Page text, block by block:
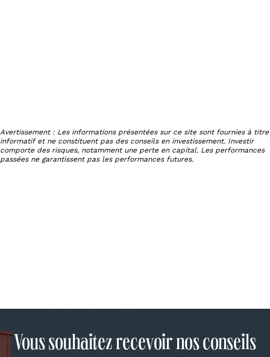
Avertissement : Les informations présentées sur ce site sont fournies à titre
informatif et ne constituent pas des conseils en investissement. Investir
comporte des risques, notamment une perte en capital. Les performances
passées ne garantissent pas les performances futures.
Vous souhaitez recevoir nos conseils